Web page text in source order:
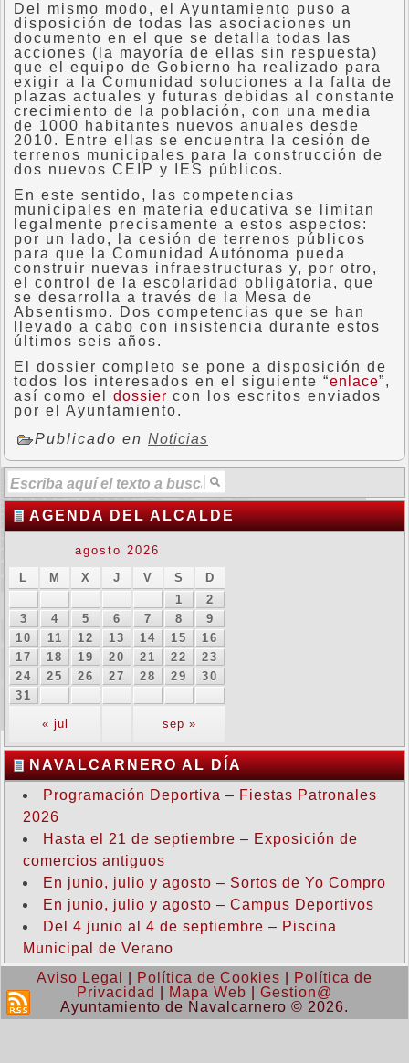
Del mismo modo, el Ayuntamiento puso a
disposición de todas las asociaciones un
documento en el que se detalla todas las
acciones (la mayoría de ellas sin respuesta)
que el equipo de Gobierno ha realizado para
exigir a la Comunidad soluciones a la falta de
plazas actuales y futuras debidas al constante
crecimiento de la población, con una media
de 1000 habitantes nuevos anuales desde
2010. Entre ellas se encuentra la cesión de
terrenos municipales para la construcción de
dos nuevos CEIP y IES públicos.
En este sentido, las competencias
municipales en materia educativa se limitan
legalmente precisamente a estos aspectos:
por un lado, la cesión de terrenos públicos
para que la Comunidad Autónoma pueda
construir nuevas infraestructuras y, por otro,
el control de la escolaridad obligatoria, que
se desarrolla a través de la Mesa de
Absentismo. Dos competencias que se han
llevado a cabo con insistencia durante estos
últimos seis años.
El dossier completo se pone a disposición de
todos los interesados en el siguiente “enlace”,
así como el dossier con los escritos enviados
por el Ayuntamiento.
Publicado en Noticias
AGENDA DEL ALCALDE
agosto 2026
L
M X J V S D
« jul sep »
1
2
3
4 5 6 7 8
9
10
11 12 13 14 15
16
17
18 19 20 21 22
23
24
25 26 27 28 29
30
31
NAVALCARNERO AL DÍA
Programación Deportiva – Fiestas Patronales
2026
Hasta el 21 de septiembre – Exposición de
comercios antiguos
En junio, julio y agosto – Sortos de Yo Compro
En junio, julio y agosto – Campus Deportivos
Del 4 junio al 4 de septiembre – Piscina
Municipal de Verano
Aviso Legal
Política de Cookies
Política de
Privacidad
Mapa Web
Gestion@
Ayuntamiento de Navalcarnero © 2026.